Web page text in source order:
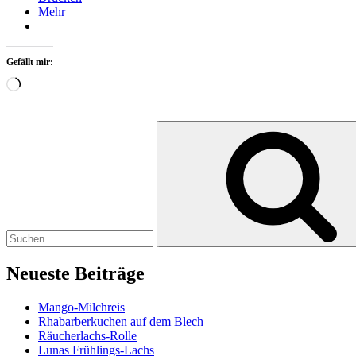
Mehr
Gefällt mir:
Wird
Neueste Beiträge
Mango-Milchreis
Rhabarberkuchen auf dem Blech
Räucherlachs-Rolle
Lunas Frühlings-Lachs